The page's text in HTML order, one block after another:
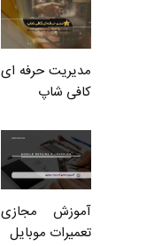
مدیریت حرفه ای
کافی شاپ
آموزش مجازی
تعمیرات موبایل